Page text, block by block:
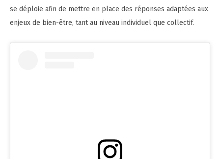
se déploie afin de mettre en place des réponses adaptées aux
enjeux de bien-être, tant au niveau individuel que collectif.